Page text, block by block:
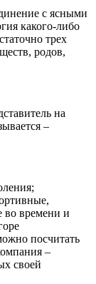
с ясными
какого-либо
трех
родов,
на
–
во времени и
посчитать
–
своей